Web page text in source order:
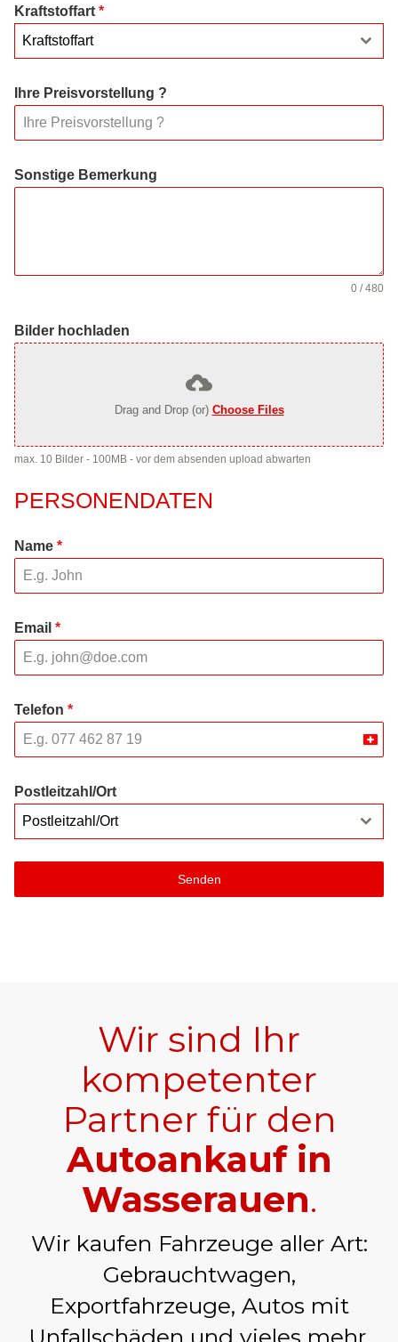
Kraftstoffart *
Kraftstoffart
Ihre Preisvorstellung ?
Sonstige Bemerkung
0 / 480
Bilder hochladen
Drag and Drop (or) Choose Files
max. 10 Bilder - 100MB - vor dem absenden upload abwarten
PERSONENDATEN
Name *
Email *
Telefon *
Postleitzahl/Ort
Postleitzahl/Ort
Senden
Wir sind Ihr
kompetenter
Partner für den
Autoankauf in
Wasserauen.
Wir kaufen Fahrzeuge aller Art:
Gebrauchtwagen,
Exportfahrzeuge, Autos mit
Unfallschäden und vieles mehr.